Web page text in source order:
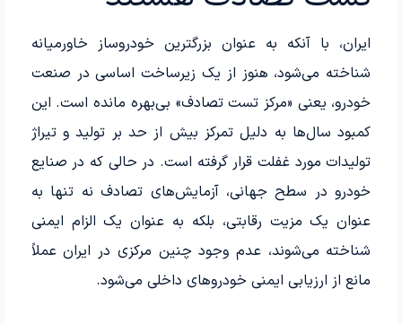
ایران، با آنکه به عنوان بزرگترین خودروساز خاورمیانه
شناخته می‌شود، هنوز از یک زیرساخت اساسی در صنعت
خودرو، یعنی «مرکز تست تصادف» بی‌بهره مانده است. این
کمبود سال‌ها به دلیل تمرکز بیش از حد بر تولید و تیراژ
تولیدات مورد غفلت قرار گرفته است. در حالی که در صنایع
خودرو در سطح جهانی، آزمایش‌های تصادف نه تنها به
عنوان یک مزیت رقابتی، بلکه به عنوان یک الزام ایمنی
شناخته می‌شوند، عدم وجود چنین مرکزی در ایران عملاً
مانع از ارزیابی ایمنی خودروهای داخلی می‌شود.